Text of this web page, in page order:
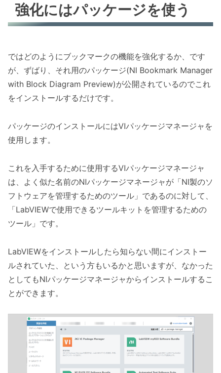
強化にはパッケージを使う
ではどのようにブックマークの機能を強化するか、です
が、ずばり、それ用のパッケージ(NI Bookmark Manager
with Block Diagram Preview)が公開されているのでこれ
をインストールするだけです。
パッケージのインストールにはVIパッケージマネージャを
使用します。
これを入手するために使用するVIパッケージマネージャ
は、よく似た名前のNIパッケージマネージャが「NI製のソ
フトウェアを管理するためのツール」であるのに対して、
「LabVIEWで使用できるツールキットを管理するための
ツール」です。
LabVIEWをインストールしたら知らない間にインストー
ルされていた、という方もいるかと思いますが、なかった
としてもNIパッケージマネージャからインストールするこ
とができます。